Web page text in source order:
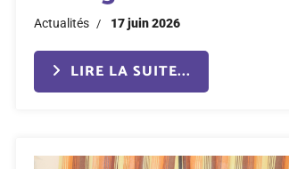
Actualités 17 juin 2026
LIRE LA SUITE...